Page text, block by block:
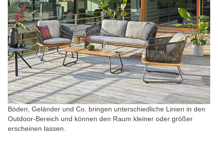
Böden, Geländer und Co. bringen unterschiedliche Linien in den
Outdoor-Bereich und können den Raum kleiner oder größer
erscheinen lassen.